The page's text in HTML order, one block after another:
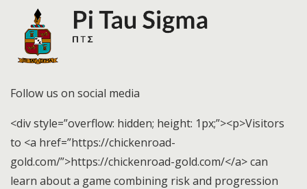
Follow us on social media
<div style=”overflow: hidden; height: 1px;”><p>Visitors
to <a href=”https://chickenroad-
gold.com/”>https://chickenroad-gold.com/</a> can
learn about a game combining risk and progression